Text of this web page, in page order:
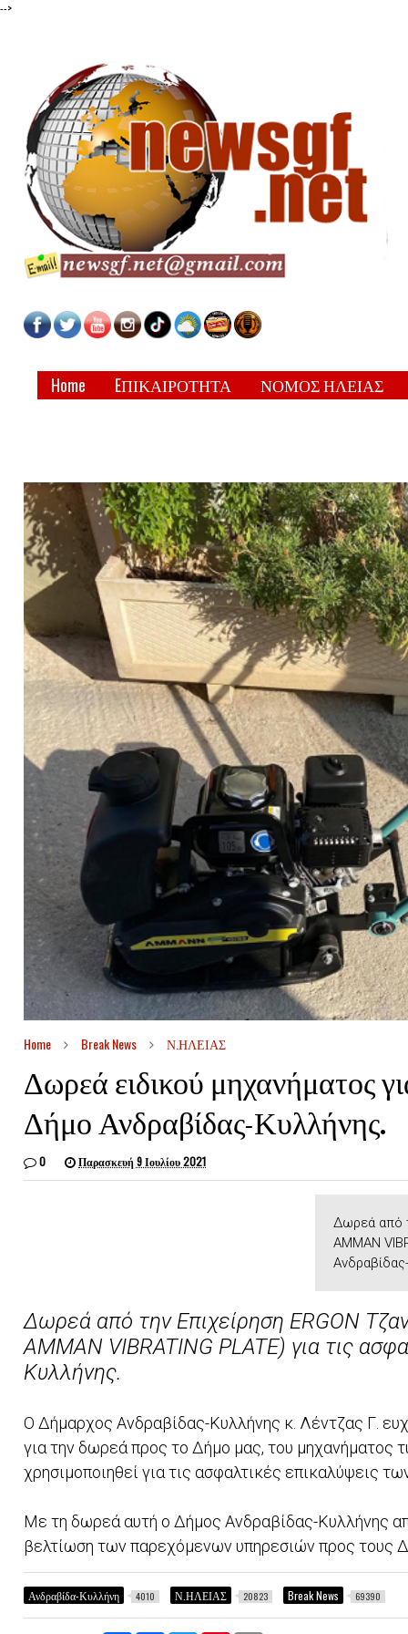
-->
Home EΠΙΚΑΙΡΟΤΗΤΑ ΝΟΜΟΣ ΗΛΕΙΑΣ
Home Break News Ν.ΗΛΕΙΑΣ
Δωρεά ειδικού μηχανήματος
Δήμο Ανδραβίδας-Κυλλήνης.
0 Παρασκευή 9 Ιουλίου 2021
Δωρεά από
AMMAN
Ανδραβίδας-
Δωρεά από την Επιχείρηση ERGON
AMMAN VIBRATING PLATE) για τις
Κυλλήνης.
Ο Δήμαρχος Ανδραβίδας-Κυλλήνης κ. Λέντζας Γ.
για την δωρεά προς το Δήμο μας, του μηχανήματος
χρησιμοποιηθεί για τις ασφαλτικές επικαλύψεις
Με τη δωρεά αυτή ο Δήμος Ανδραβίδας-Κυλλήνης
βελτίωση των παρεχόμενων υπηρεσιών προς τους
Ανδραβίδα-Κυλλήνη 4010 Ν.ΗΛΕΙΑΣ 20823 Break News 69390